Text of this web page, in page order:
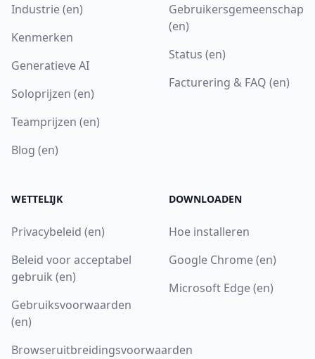
Industrie (en)
Kenmerken
Generatieve AI
Soloprijzen (en)
Teamprijzen (en)
Blog (en)
Gebruikersgemeenschap
(en)
Status (en)
Facturering & FAQ (en)
WETTELIJK
Privacybeleid (en)
Beleid voor acceptabel
gebruik (en)
Gebruiksvoorwaarden
(en)
Browseruitbreidingsvoorwaarden
DOWNLOADEN
Hoe installeren
Google Chrome (en)
Microsoft Edge (en)